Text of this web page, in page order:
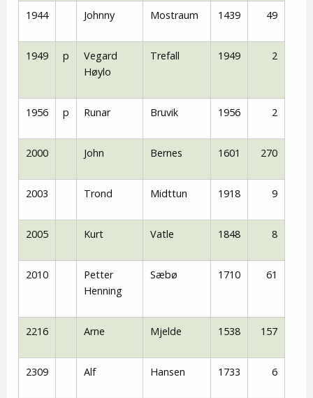
1944 Johnny Mostraum 1439 49
1949 p
Vegard
Høylo
Trefall 1949 2
1956 p Runar Bruvik 1956 2
2000 John Bernes 1601 270
2003 Trond Midttun 1918 9
2005 Kurt Vatle 1848 8
2010
Petter
Henning
Sæbø 1710 61
2216 Arne Mjelde 1538 157
2309 Alf Hansen 1733 6